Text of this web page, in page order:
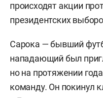
происходят акции
президентских
Сарока — бывший
нападающий был
но на протяжении
команду. Он покинул